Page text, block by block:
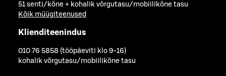
51 senti/kõne + kohalik võrgutasu/mobiilikõne tasu
Kõik müügiteenused
Klienditeenindus
010 76 5858 (tööpäeviti klo 9-16)
kohalik võrgutasu/mobiilikõne tasu